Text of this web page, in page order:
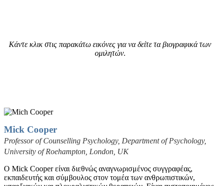
Κάντε κλικ στις παρακάτω εικόνες για να δείτε τα βιογραφικά των
ομιλητών.
Mick Cooper
Professor of Counselling Psychology, Department of Psychology,
University of Roehampton, London, UK
Ο Mick Cooper είναι διεθνώς αναγνωρισμένος συγγραφέας,
εκπαιδευτής και σύμβουλος στον τομέα των ανθρωπιστικών,